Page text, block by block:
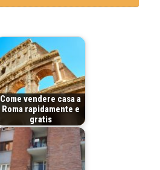
Come vendere casa a
Roma rapidamente e
gratis